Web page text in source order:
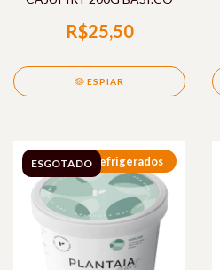
R$25,50
ESPIAR
Refrigerados
ESGOTADO